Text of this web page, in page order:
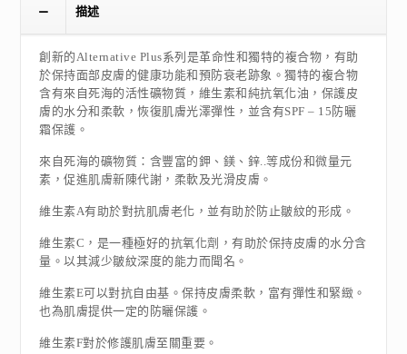
描述
創新的Alternative Plus系列是革命性和獨特的複合物，有助
於保持面部皮膚的健康功能和預防衰老跡象。獨特的複合物
含有來自死海的活性礦物質，維生素和純抗氧化油，保護皮
膚的水分和柔軟，恢復肌膚光澤彈性，並含有SPF – 15防曬
霜保護。
來自死海的礦物質：含豐富的鉀、鎂、鋅..等成份和微量元
素，促進肌膚新陳代謝，柔軟及光滑皮膚。
維生素A有助於對抗肌膚老化，並有助於防止皺紋的形成。
維生素C，是一種極好的抗氧化劑，有助於保持皮膚的水分含
量。以其減少皺紋深度的能力而聞名。
維生素E可以對抗自由基。保持皮膚柔軟，富有彈性和緊緻。
也為肌膚提供一定的防曬保護。
維生素F對於修護肌膚至關重要。